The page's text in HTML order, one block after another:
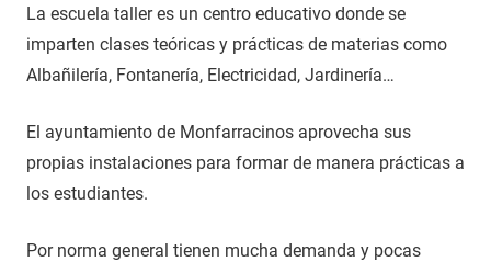
La escuela taller es un centro educativo donde se
imparten clases teóricas y prácticas de materias como
Albañilería, Fontanería, Electricidad, Jardinería…
El ayuntamiento de Monfarracinos aprovecha sus
propias instalaciones para formar de manera prácticas a
los estudiantes.
Por norma general tienen mucha demanda y pocas